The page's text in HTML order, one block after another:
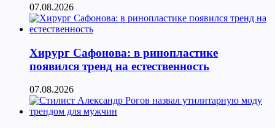
07.08.2026
Хирург Сафонова: в ринопластике
появился тренд на естественность
07.08.2026